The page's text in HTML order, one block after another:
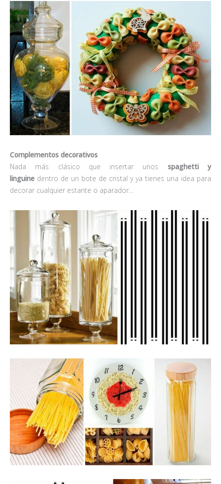
Complementos decorativos
Nada más clásico que insertar unos spaghetti y
linguine dentro de un bote de cristal y ya tienes una idea para
decorar cualquier estante o aparador…